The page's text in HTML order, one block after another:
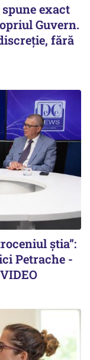
exact
Guvern.
fără
știa”:
Petrache -